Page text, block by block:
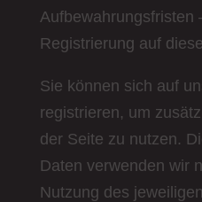
Aufbewahrungsfristen
Registrierung auf
Sie können sich auf
registrieren, um
der Seite zu nutzen.
Daten verwenden wir
Nutzung des